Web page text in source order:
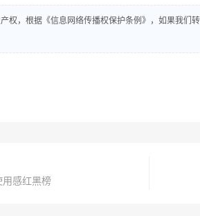
权，根据《信息网络传播权保护条例》，如果我们
用感红黑榜